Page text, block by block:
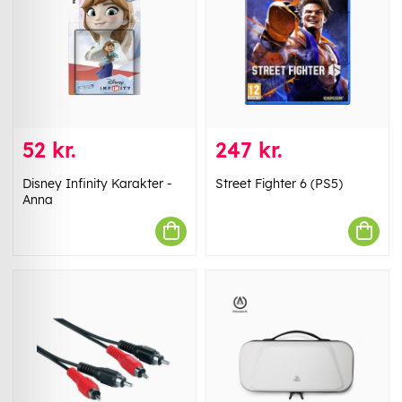
52 kr.
Disney Infinity Karakter -
Anna
247 kr.
Street Fighter 6 (PS5)